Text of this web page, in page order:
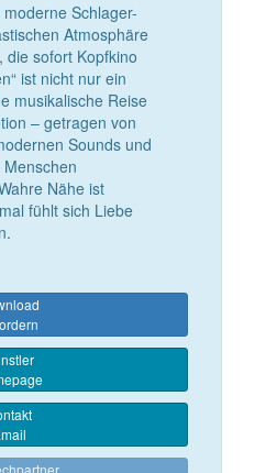
Schlager-
Atmosphäre
die sofort Kopfkino
ist nicht nur ein
musikalische Reise
– getragen von
Sounds und
Nähe ist
fühlt sich Liebe